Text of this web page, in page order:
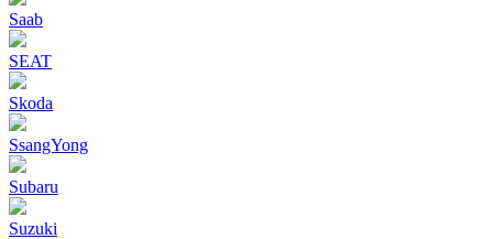
Saab
SEAT
Skoda
SsangYong
Subaru
Suzuki